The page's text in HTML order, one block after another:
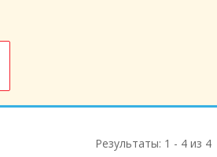
Результаты: 1 - 4 из 4